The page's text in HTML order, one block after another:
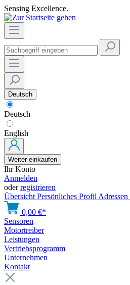
Sensing Excellence.
Deutsch
Deutsch
English
Weiter einkaufen
Ihr Konto
Anmelden
oderregistrieren
Übersicht Persönliches Profil Adressen
0,00 €*
Sensoren
Motortreiber
Leistungen
Vertriebsprogramm
Unternehmen
Kontakt